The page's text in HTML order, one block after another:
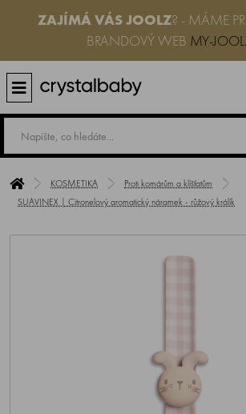
ZAJÍMÁ VÁS JOOLZ? - MÁME
BRANDOVÝ WEB MY-
KOSMETIKA
Proti komárům a klíšťatům
SUAVINEX | Citronelový aromatický náramek - růžový králík